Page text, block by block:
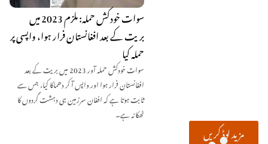
سوات خودکش حملہ: ملزم 2023 میں
بریت کے بعد افغانستان فرار ہوا، واپسی پر
حملہ کیا
سوات خودکش حملہ آور 2023 میں بریت کے بعد
افغانستان فرار ہوا اور واپس آ کر دھماکا کیا، جس سے
ثابت ہوتا ہے کہ افغان سرزمین ہی دہشت گردوں کا
ٹھکانہ ہے۔
مزید لوڈ کریں